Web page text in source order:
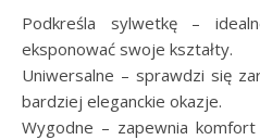
Podkreśla sylwetkę –
eksponować swoje kształty.
Uniwersalne – sprawdzi się
bardziej eleganckie okazje.
Wygodne – zapewnia